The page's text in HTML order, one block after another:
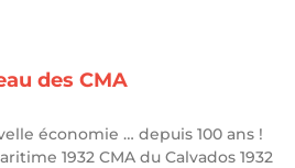
des CMA
économie … depuis 100 ans !
1932 CMA du Calvados 1932